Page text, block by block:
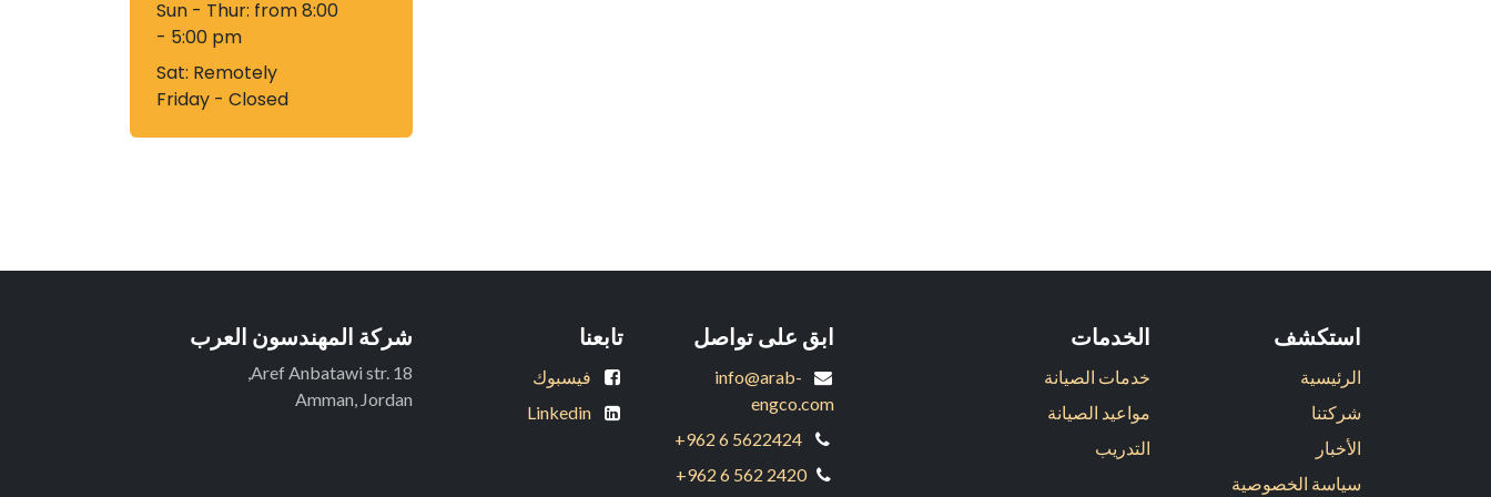
Sun - Thur: from 8:00
- 5:00 pm
Sat:​ Remotely
Friday - Closed
استكشف
الرئيسية
شركتنا
الأخبار
سياسة الخصوصية
الخدمات
خدمات الصيانة
مواعيد الصيانة
التدريب
ابق على تواصل
info@arab-
engco.com
+962 6 5622424
+962 6 562 2420
تابعنا
فيسبوك
Linkedin
شركة المهندسون العرب
Aref Anbatawi str. 18,
Amman, Jordan